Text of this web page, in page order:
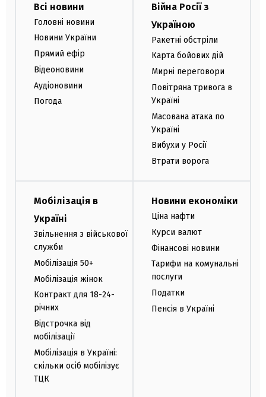
Всі новини
Головні новини
Новини України
Прямий ефір
Відеоновини
Аудіоновини
Погода
Війна Росії з
Україною
Ракетні обстріли
Карта бойових дій
Мирні переговори
Повітряна тривога в
Україні
Масована атака по
Україні
Вибухи у Росії
Втрати ворога
Мобілізація в
Україні
Звільнення з військової
служби
Мобілізація 50+
Мобілізація жінок
Контракт для 18-24-
річних
Відстрочка від
мобілізації
Мобілізація в Україні:
скільки осіб мобілізує
ТЦК
Новини економіки
Ціна нафти
Курси валют
Фінансові новини
Тарифи на комунальні
послуги
Податки
Пенсія в Україні